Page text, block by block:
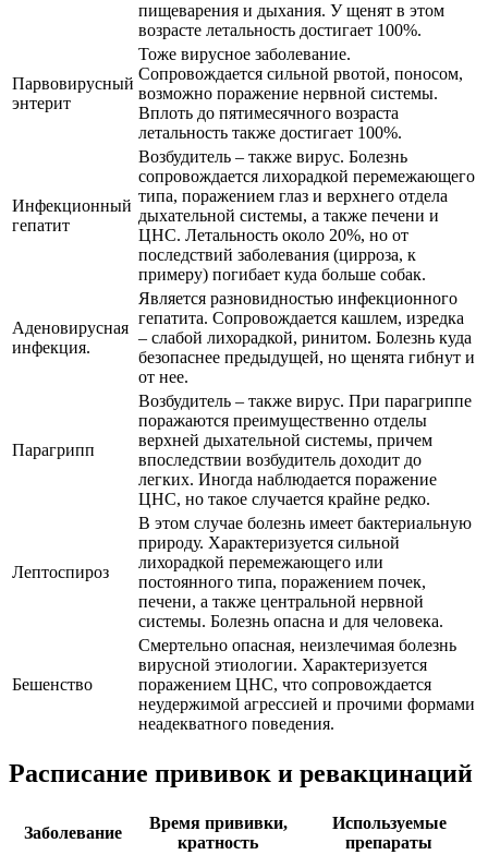
пищеварения и дыхания. У щенят в этом
возрасте летальность достигает 100%.
Парвовирусный
энтерит
Тоже вирусное заболевание.
Сопровождается сильной рвотой, поносом,
возможно поражение нервной системы.
Вплоть до пятимесячного возраста
летальность также достигает 100%.
Инфекционный
гепатит
Возбудитель – также вирус. Болезнь
сопровождается лихорадкой перемежающего
типа, поражением глаз и верхнего отдела
дыхательной системы, а также печени и
ЦНС. Летальность около 20%, но от
последствий заболевания (цирроза, к
примеру) погибает куда больше собак.
Аденовирусная
инфекция.
Является разновидностью инфекционного
гепатита. Сопровождается кашлем, изредка
– слабой лихорадкой, ринитом. Болезнь куда
безопаснее предыдущей, но щенята гибнут и
от нее.
Парагрипп
Возбудитель – также вирус. При парагриппе
поражаются преимущественно отделы
верхней дыхательной системы, причем
впоследствии возбудитель доходит до
легких. Иногда наблюдается поражение
ЦНС, но такое случается крайне редко.
Лептоспироз
В этом случае болезнь имеет бактериальную
природу. Характеризуется сильной
лихорадкой перемежающего или
постоянного типа, поражением почек,
печени, а также центральной нервной
системы. Болезнь опасна и для человека.
Бешенство
Смертельно опасная, неизлечимая болезнь
вирусной этиологии. Характеризуется
поражением ЦНС, что сопровождается
неудержимой агрессией и прочими формами
неадекватного поведения.
Расписание прививок и ревакцинаций
Заболевание
Время прививки,
кратность
Используемые
препараты